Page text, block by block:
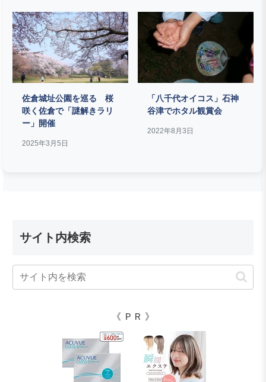
佐倉城址公園を巡る 桜
咲く佐倉で「謎解きラリ
ー」開催
2025年3月5日
「八千代オイコス」石神
谷津でホタル観賞会
2022年8月3日
サイト内検索
《 ＰＲ 》